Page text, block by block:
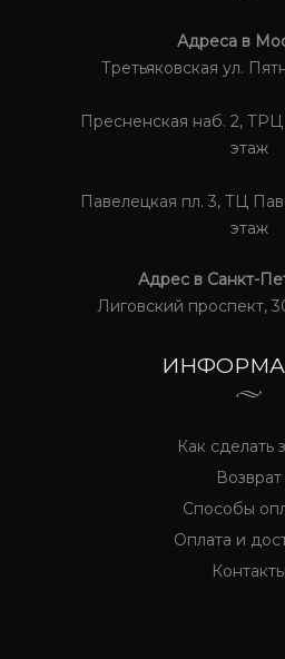
Адреса в
Третьяковская ул.
Пресненская наб. 2,
этаж
Павелецкая пл. 3, ТЦ
этаж
Адрес в Санкт-
Лиговский проспект,
Как сделать
Возврат
Способы
Оплата и
Контакты